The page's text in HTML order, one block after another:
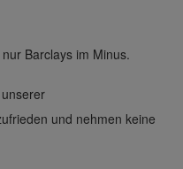
Barclays im Minus.
und nehmen keine